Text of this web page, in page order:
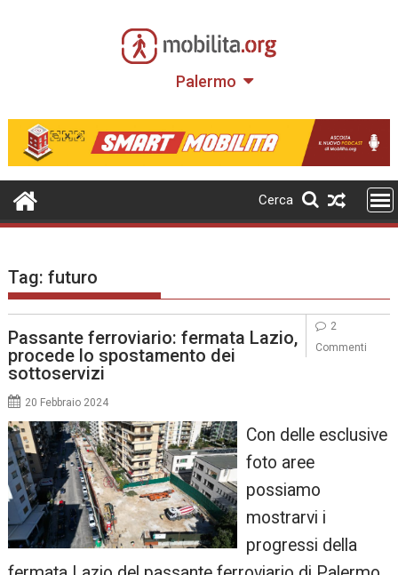
Palermo
Cerca
Tag:futuro
Passante ferroviario: fermata Lazio,
procede lo spostamento dei
sottoservizi
20 Febbraio 2024
Con delle esclusive
foto aree
possiamo
mostrarvi i
progressi della
2
Commenti